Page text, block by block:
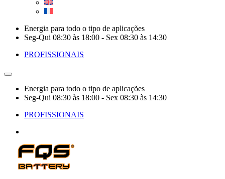
Energia para todo o tipo de aplicações
Seg-Qui 08:30 às 18:00 - Sex 08:30 às 14:30
PROFISSIONAIS
Energia para todo o tipo de aplicações
Seg-Qui 08:30 às 18:00 - Sex 08:30 às 14:30
PROFISSIONAIS